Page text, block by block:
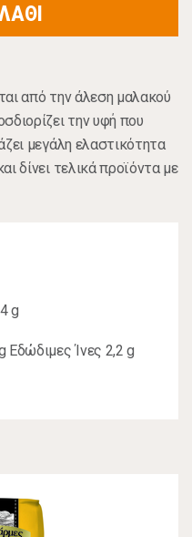
από την άλεση μαλακού
την υφή που
μεγάλη ελαστικότητα
δίνει τελικά προϊόντα με
g
Ίνες 2,2 g